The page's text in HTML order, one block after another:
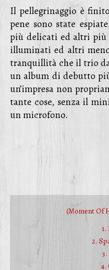
Il pellegrinaggio è
pene sono state
più delicati ed altri
illuminati ed altri
tranquillità che il trio
un album di debutto
un’impresa non
tante cose, senza il
un microfono.
(Moment Of
1.
2.
3.
4.